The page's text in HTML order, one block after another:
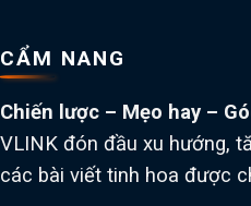
CẨM NANG
Chiến lược – Mẹo hay –
VLINK đón đầu xu hướng,
các bài viết tinh hoa được